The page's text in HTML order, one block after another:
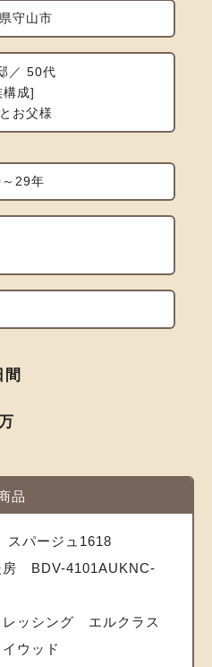
守山市
／ 50代
構成
お父様
29年
間
品
パージュ1618
BDV-4101AUKNC-
ッシング エルクラス
ウッド